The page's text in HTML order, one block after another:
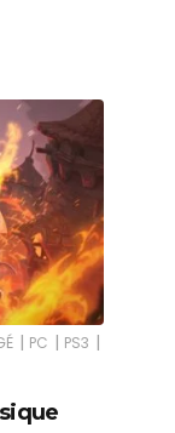
| PC | PS3 |